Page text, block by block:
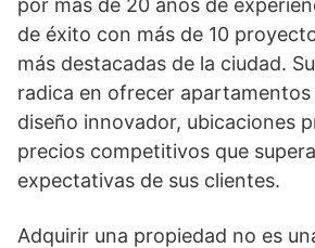
por más de 20 años de
de éxito con más de 10
más destacadas de la ciudad.
radica en ofrecer apartamentos
diseño innovador, ubicaciones
precios competitivos que
expectativas de sus clientes.
Adquirir una propiedad no es